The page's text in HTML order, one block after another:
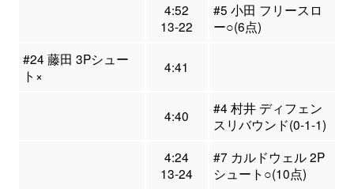
4:52
13-22
#5 小田 フリースロ
ー○(6点)
#24 藤田 3Pシュー
ト×
4:41
4:40
#4 村井 ディフェン
スリバウンド(0-1-1)
4:24
13-24
#7 カルドウェル 2P
シュート○(10点)